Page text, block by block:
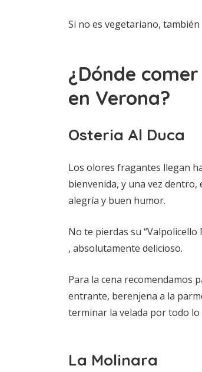
Si no es vegetariano,
¿Dónde
en Verona?
Osteria Al Duca
Los olores fragantes llegan
bienvenida, y una vez
alegría y buen humor.
No te pierdas su
, absolutamente delicioso.
Para la cena recomendamos
entrante, berenjena a la
terminar la velada por todo lo
La Molinara